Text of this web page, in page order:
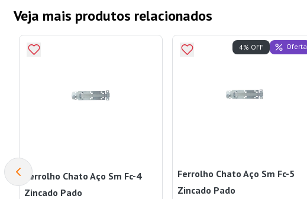
Veja mais produtos relacionados
Ferrolho Chato Aço Sm Fc-4
Zincado Pado
Ferrolho Chato Aço Sm Fc-5
Zincado Pado
4% OFF Oferta